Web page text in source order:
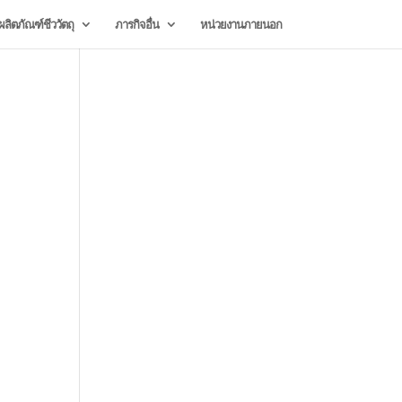
ผลิตภัณฑ์ชีววัตถุ ภารกิจอื่น หน่วยงานภายนอก